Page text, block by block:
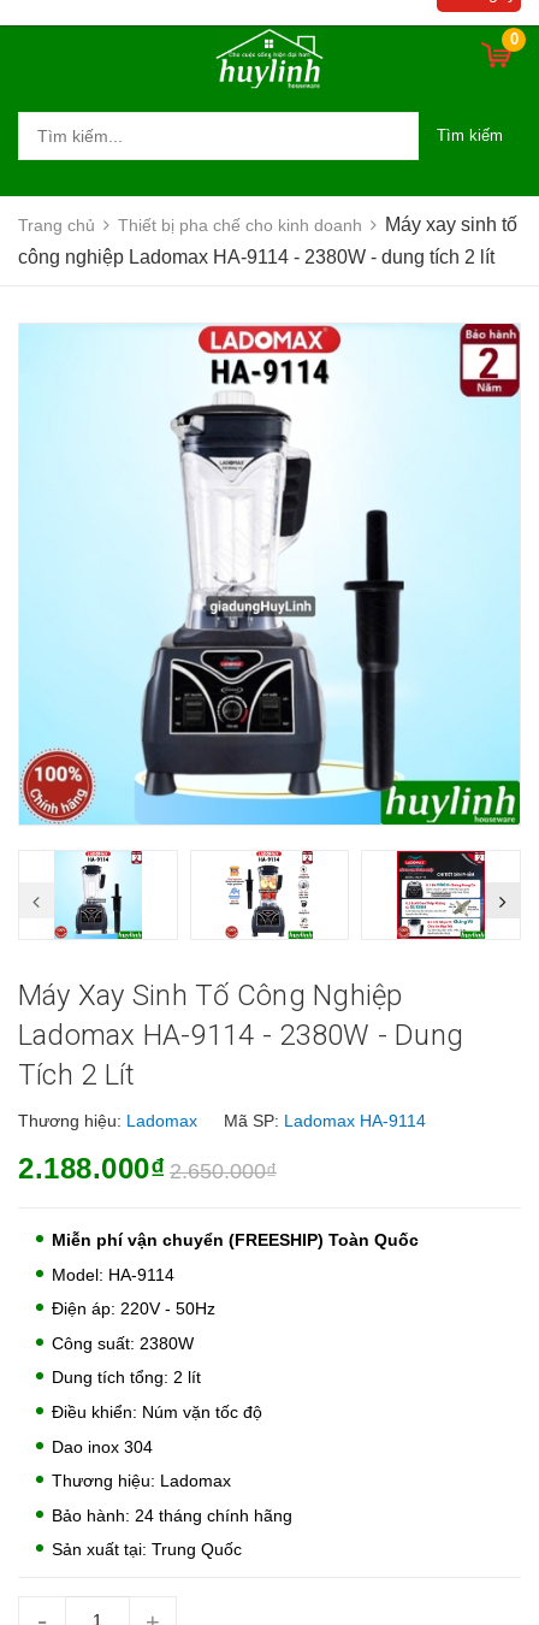
0
Tìm kiếm
Trang chủ Thiết bị pha chế cho kinh doanh
Máy xay sinh tố
công nghiệp Ladomax HA-9114 - 2380W - dung tích 2 lít
Máy Xay Sinh Tố Công Nghiệp
Ladomax HA-9114 - 2380W - Dung
Tích 2 Lít
Thương hiệu: Ladomax Mã SP: Ladomax HA-9114
2.188.000₫ 2.650.000₫
Miễn phí vận chuyển (FREESHIP) Toàn Quốc
Model: HA-9114
Điện áp: 220V - 50Hz
Công suất: 2380W
Dung tích tổng: 2 lít
Điều khiển: Núm vặn tốc độ
Dao inox 304
Thương hiệu: Ladomax
Bảo hành: 24 tháng chính hãng
Sản xuất tại: Trung Quốc